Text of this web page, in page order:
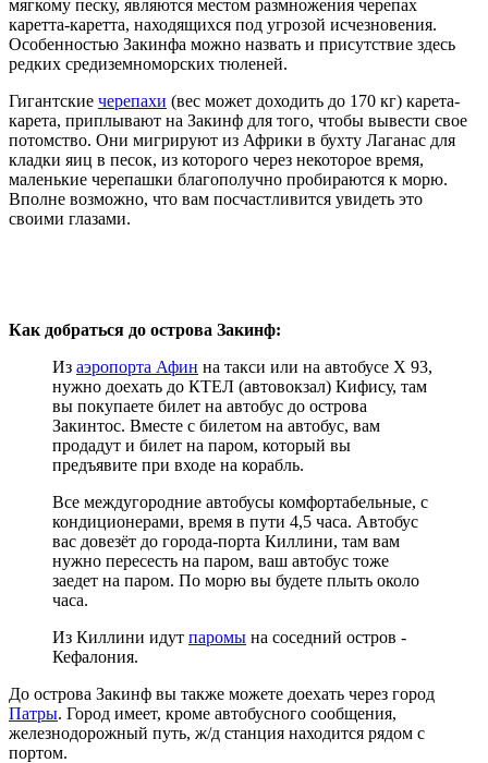
мягкому песку, являются местом размножения черепах
каретта-каретта, находящихся под угрозой исчезновения.
Особенностью Закинфа можно назвать и присутствие здесь
редких средиземноморских тюленей.
Гигантские черепахи (вес может доходить до 170 кг) карета-
карета, приплывают на Закинф для того, чтобы вывести свое
потомство. Они мигрируют из Африки в бухту Лаганас для
кладки яиц в песок, из которого через некоторое время,
маленькие черепашки благополучно пробираются к морю.
Вполне возможно, что вам посчастливится увидеть это
своими глазами.
Как добраться до острова Закинф:
Из аэропорта Афин на такси или на автобусе Х 93,
нужно доехать до КТЕЛ (автовокзал) Кифису, там
вы покупаете билет на автобус до острова
Закинтос. Вместе с билетом на автобус, вам
продадут и билет на паром, который вы
предъявите при входе на корабль.
Все междугородние автобусы комфортабельные, с
кондиционерами, время в пути 4,5 часа. Автобус
вас довезёт до города-порта Киллини, там вам
нужно пересесть на паром, ваш автобус тоже
заедет на паром. По морю вы будете плыть около
часа.
Из Киллини идут паромы на соседний остров -
Кефалония.
До острова Закинф вы также можете доехать через город
Патры. Город имеет, кроме автобусного сообщения,
железнодорожный путь, ж/д станция находится рядом с
портом.